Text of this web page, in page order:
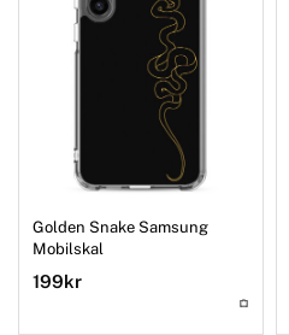
Golden Snake Samsung
Mobilskal
199kr